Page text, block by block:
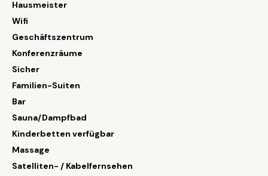
Hausmeister
Wifi
Geschäftszentrum
Konferenzräume
Sicher
Familien-Suiten
Bar
Sauna/Dampfbad
Kinderbetten verfügbar
Massage
Satelliten- / Kabelfernsehen